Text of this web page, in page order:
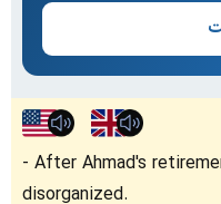
After Ahmad's
disorganized.